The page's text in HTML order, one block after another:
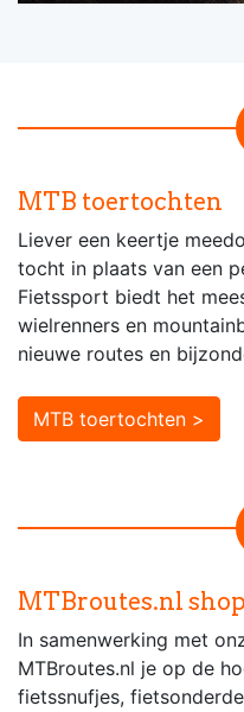
MTB toertochten
Liever een keertje
tocht in plaats van een
Fietssport biedt het
wielrenners en
nieuwe routes en
MTB toertochten >
MTBroutes.nl shop
In samenwerking met
MTBroutes.nl je op de
fietssnufjes,